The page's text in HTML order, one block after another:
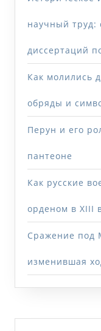
научный труд:
диссертаций
Как молились
обряды и
Перун и его
пантеоне
Как русские
орденом в XIII
Сражение под
изменившая